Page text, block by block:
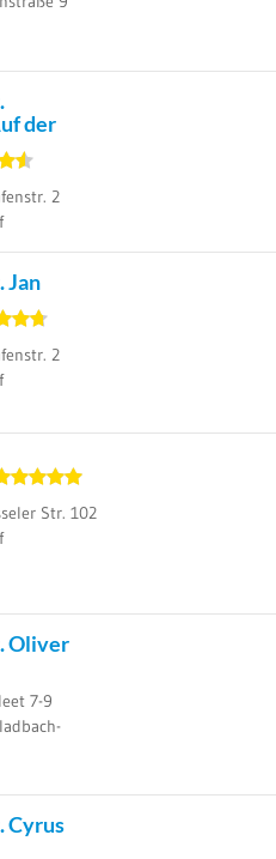
der
2
Jan
2
Str. 102
Oliver
7-9
Cyrus